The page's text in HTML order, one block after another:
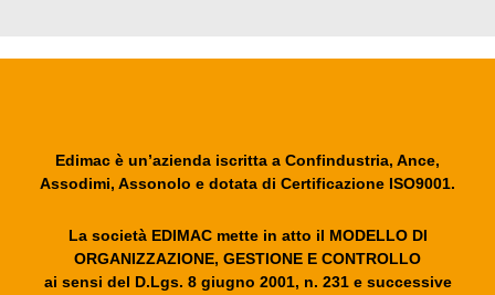
Edimac è un’azienda iscritta a Confindustria, Ance,
Assodimi, Assonolo e dotata di Certificazione ISO9001.
La società EDIMAC mette in atto il MODELLO DI
ORGANIZZAZIONE, GESTIONE E CONTROLLO
ai sensi del D.Lgs. 8 giugno 2001, n. 231 e successive